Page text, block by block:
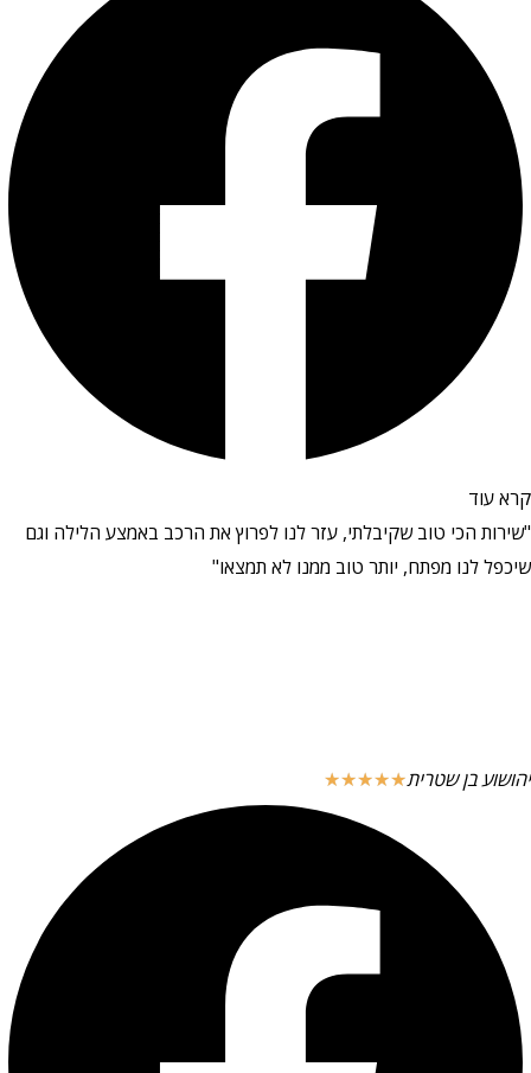
קרא עוד
"שירות הכי טוב שקיבלתי, עזר לנו לפרוץ את הרכב באמצע הלילה וגם
שיכפל לנו מפתח, יותר טוב ממנו לא תמצאו"
יהושוע בן שטרית☆
☆
☆
☆
☆